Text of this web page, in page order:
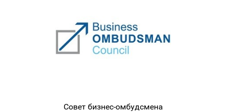
Совет бизнес-омбудсмена